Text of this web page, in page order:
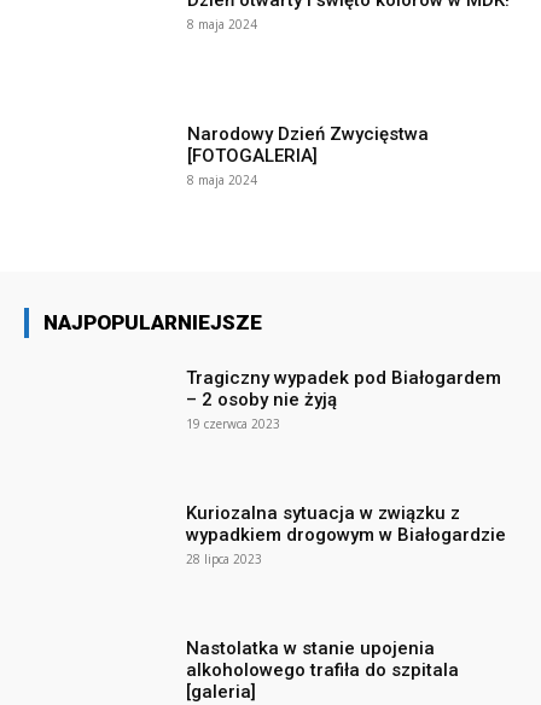
8 maja 2024
Narodowy Dzień Zwycięstwa
[FOTOGALERIA]
8 maja 2024
NAJPOPULARNIEJSZE
Tragiczny wypadek pod Białogardem
– 2 osoby nie żyją
19 czerwca 2023
Kuriozalna sytuacja w związku z
wypadkiem drogowym w Białogardzie
28 lipca 2023
Nastolatka w stanie upojenia
alkoholowego trafiła do szpitala
[galeria]